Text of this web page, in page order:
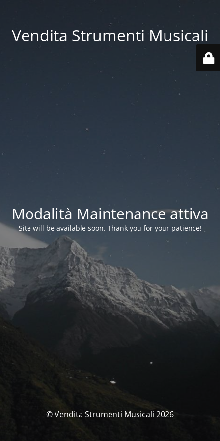
Vendita Strumenti Musicali
Modalità Maintenance attiva
Site will be available soon. Thank you for your patience!
© Vendita Strumenti Musicali 2026